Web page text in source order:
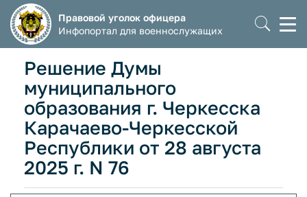
Правовой уголок офицера
Инфопортал для военнослужащих
Решение Думы
муниципального
образования г. Черкесска
Карачаево-Черкесской
Республики от 28 августа
2025 г. N 76